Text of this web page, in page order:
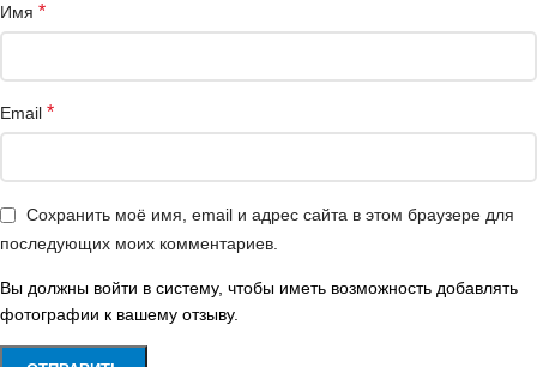
Имя *
Email *
Сохранить моё имя, email и адрес сайта в этом браузере для
последующих моих комментариев.
Вы должны войти в систему, чтобы иметь возможность добавлять
фотографии к вашему отзыву.